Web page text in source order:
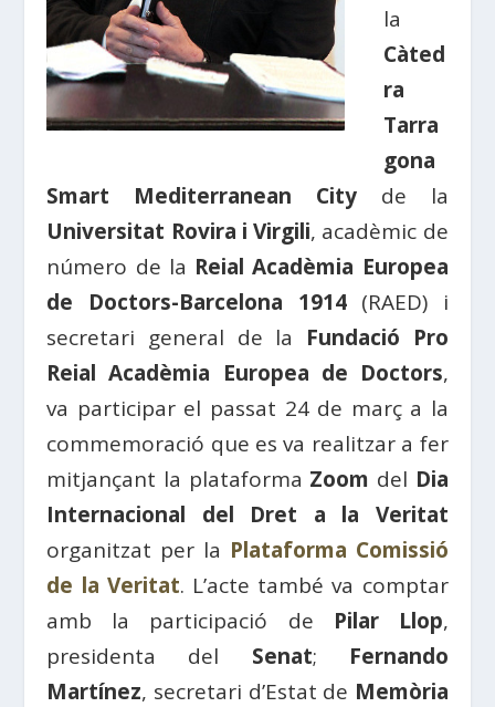
la
Càted
ra
Tarra
gona
Smart Mediterranean City de la
Universitat Rovira i Virgili, acadèmic de
número de la Reial Acadèmia Europea
de Doctors-Barcelona 1914(RAED) i
secretari general de la Fundació Pro
Reial Acadèmia Europea de Doctors,
va participar el passat 24 de març a la
commemoració que es va realitzar a fer
mitjançant la plataforma Zoom del Dia
Internacional del Dret a la Veritat
organitzat per la Plataforma Comissió
de la Veritat. L’acte també va comptar
amb la participació de Pilar Llop,
presidenta del Senat; Fernando
Martínez, secretari d’Estat de Memòria